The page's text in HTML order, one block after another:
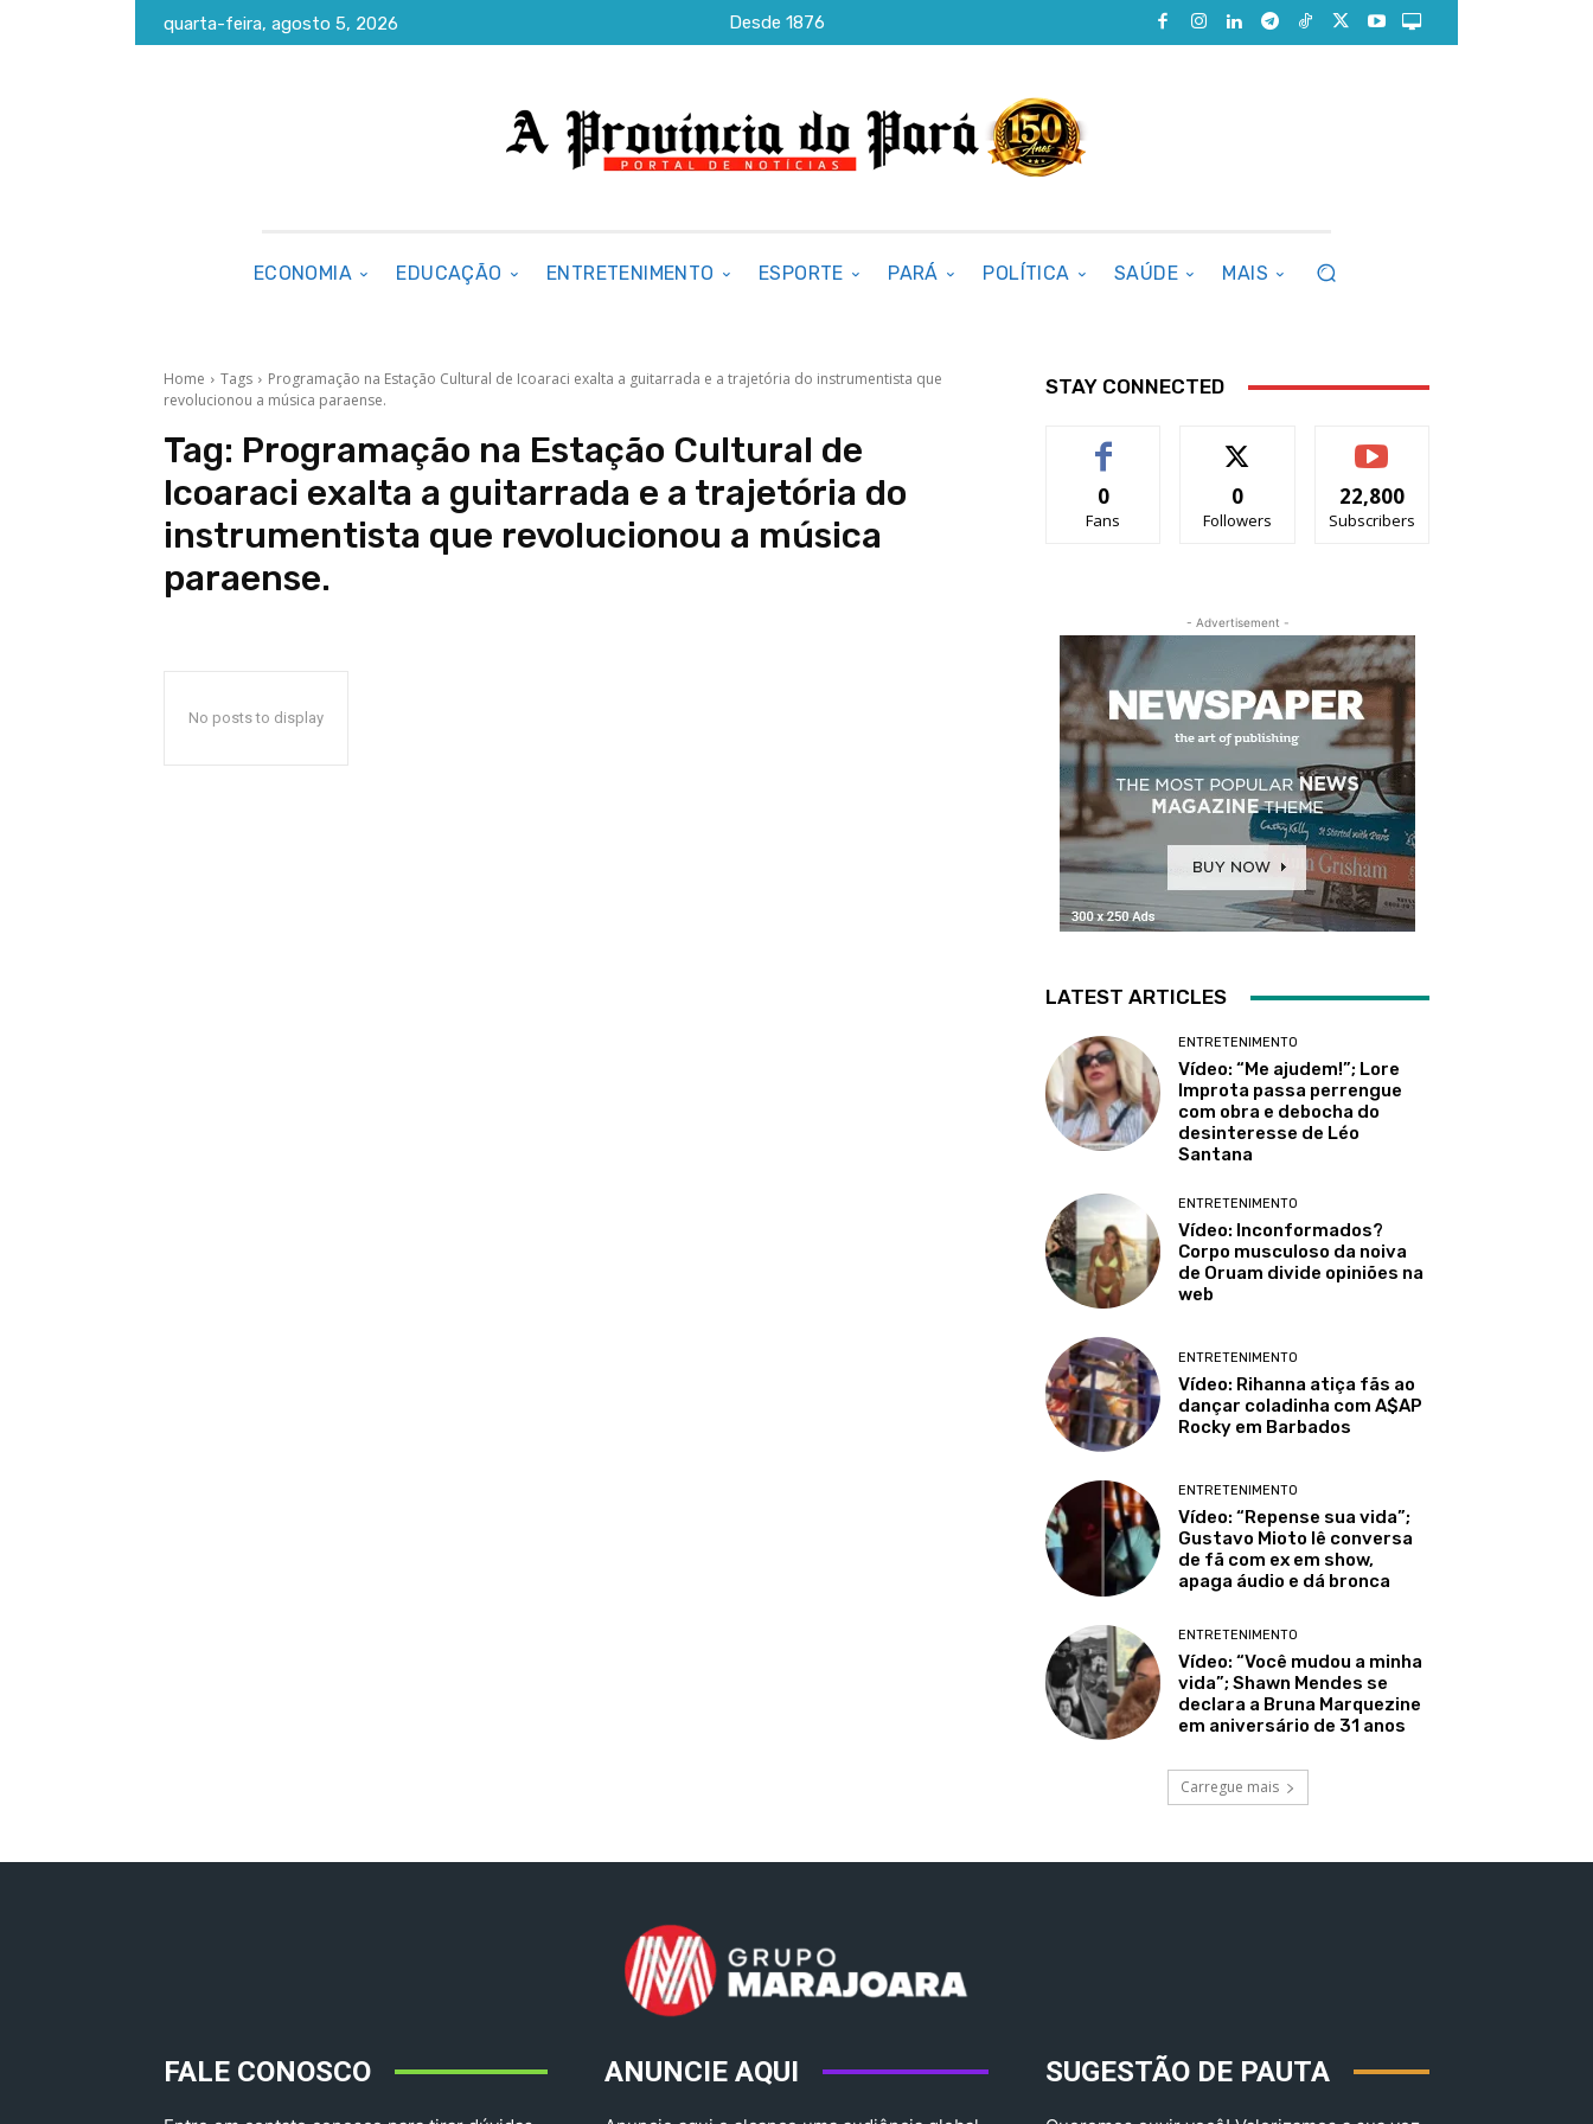
quarta-feira, agosto 5, 2026 Desde 1876
ECONOMIA EDUCAÇÃO ENTRETENIMENTO ESPORTE PARÁ POLÍTICA SAÚDE MAIS
Home Tags
Programação na Estação Cultural de Icoaraci exalta a guitarrada e a trajetória do instrumentista que
revolucionou a música paraense.
Tag: Programação na Estação Cultural de
Icoaraci exalta a guitarrada e a trajetória do
instrumentista que revolucionou a música
paraense.
No posts to display
STAY CONNECTED
0
Fans
0
Followers
22,800
Subscribers
- Advertisement -
LATEST ARTICLES
ENTRETENIMENTO
Vídeo: “Me ajudem!”; Lore
Improta passa perrengue
com obra e debocha do
desinteresse de Léo
Santana
ENTRETENIMENTO
Vídeo: Inconformados?
Corpo musculoso da noiva
de Oruam divide opiniões na
web
ENTRETENIMENTO
Vídeo: Rihanna atiça fãs ao
dançar coladinha com A$AP
Rocky em Barbados
ENTRETENIMENTO
Vídeo: “Repense sua vida”;
Gustavo Mioto lê conversa
de fã com ex em show,
apaga áudio e dá bronca
ENTRETENIMENTO
Vídeo: “Você mudou a minha
vida”; Shawn Mendes se
declara a Bruna Marquezine
em aniversário de 31 anos
Carregue mais
FALE CONOSCO ANUNCIE AQUI SUGESTÃO DE PAUTA